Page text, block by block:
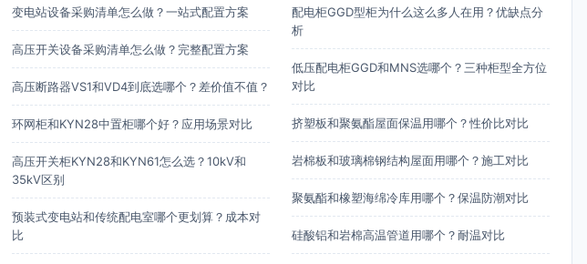
变电站设备采购清单怎么做？一站式配置方案
高压开关设备采购清单怎么做？完整配置方案
高压断路器VS1和VD4到底选哪个？差价值不值？
环网柜和KYN28中置柜哪个好？应用场景对比
高压开关柜KYN28和KYN61怎么选？10kV和
35kV区别
预装式变电站和传统配电室哪个更划算？成本对
比
配电柜GGD型柜为什么这么多人在用？优缺点分
析
低压配电柜GGD和MNS选哪个？三种柜型全方位
对比
挤塑板和聚氨酯屋面保温用哪个？性价比对比
岩棉板和玻璃棉钢结构屋面用哪个？施工对比
聚氨酯和橡塑海绵冷库用哪个？保温防潮对比
硅酸铝和岩棉高温管道用哪个？耐温对比